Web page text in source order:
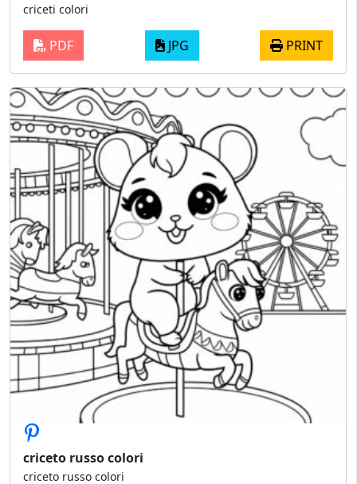
criceti colori
PDF JPG PRINT
criceto russo colori
criceto russo colori